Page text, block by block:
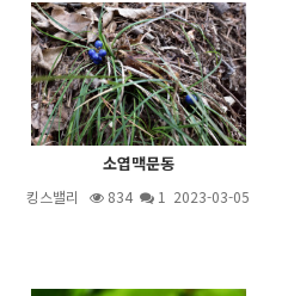
소엽맥문동
킹스밸리 834 1 2023-03-05